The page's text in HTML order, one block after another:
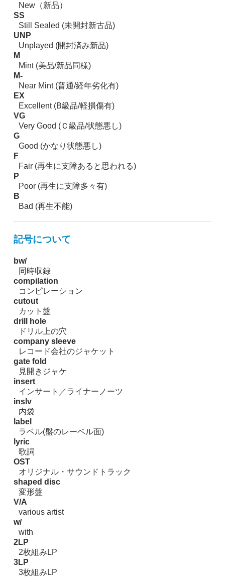
New（新品）
SS
Still Sealed (未開封新古品)
UNP
Unplayed (開封済み新品)
M
Mint (美品/新品同様)
M-
Near Mint (普通/経年劣化有)
EX
Excellent (B級品/軽損傷有)
VG
Very Good (Ｃ級品/状態悪し)
G
Good (かなり状態悪し)
F
Fair (再生に支障あると思われる)
P
Poor (再生に支障多々有)
B
Bad (再生不能)
記号について
bw/
同時収録
compilation
コンピレーション
cutout
カット盤
drill hole
ドリル上の穴
company sleeve
レコード会社のジャケット
gate fold
見開きジャケ
insert
インサート／ライナーノーツ
inslv
内袋
label
ラベル(盤のレーベル面)
lyric
歌詞
OST
オリジナル・サウンドトラック
shaped disc
変形盤
V/A
various artist
w/
with
2LP
2枚組みLP
3LP
3枚組みLP